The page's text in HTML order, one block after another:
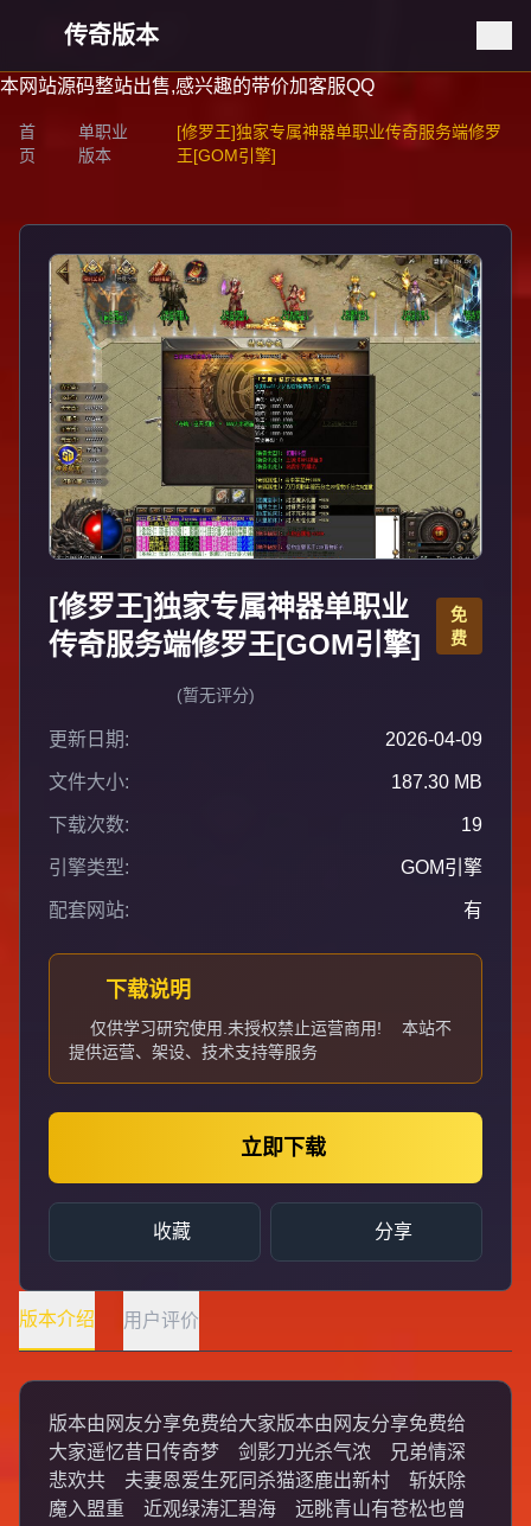
传奇版本
本网站源码整站出售,感兴趣的带价加客服QQ
首
页
单职业
版本
[修罗王]独家专属神器单职业传奇服务端修罗
王[GOM引擎]
[修罗王]独家专属神器单职业
传奇服务端修罗王[GOM引擎]
免
费
(暂无评分)
更新日期: 2026-04-09
文件大小: 187.30 MB
下载次数: 19
引擎类型: GOM引擎
配套网站: 有
下载说明
仅供学习研究使用.未授权禁止运营商用!
本站不
提供运营、架设、技术支持等服务
立即下载
收藏 分享
版本介绍 用户评价
版本由网友分享免费给大家版本由网友分享免费给
大家遥忆昔日传奇梦 剑影刀光杀气浓 兄弟情深
悲欢共 夫妻恩爱生死同杀猫逐鹿出新村 斩妖除
魔入盟重 近观绿涛汇碧海 远眺青山有苍松也曾